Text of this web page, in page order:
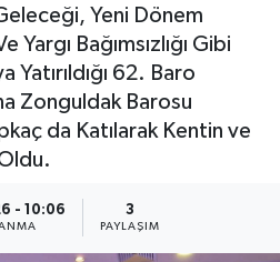
Yeni Dönem
Bağımsızlığı Gibi
Yatırıldığı 62. Baro
Zonguldak Barosu
da Katılarak Kentin ve
- 10:06 3
PAYLAŞIM